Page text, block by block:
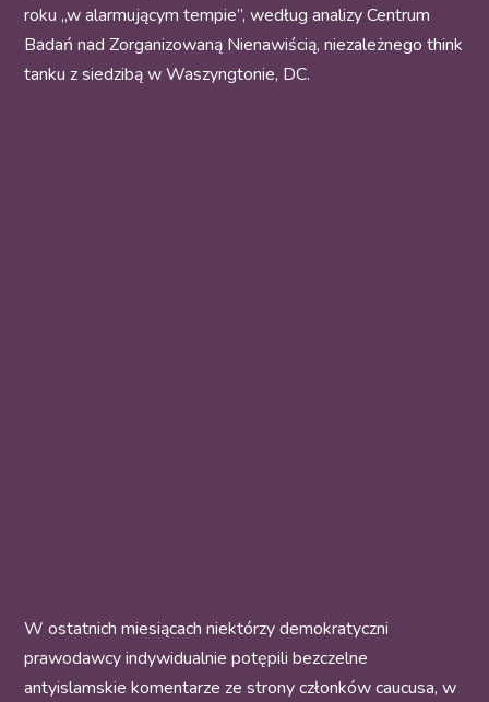
roku „w alarmującym tempie”, według analizy Centrum
Badań nad Zorganizowaną Nienawiścią, niezależnego think
tanku z siedzibą w Waszyngtonie, DC.
W ostatnich miesiącach niektórzy demokratyczni
prawodawcy indywidualnie potępili bezczelne
antyislamskie komentarze ze strony członków caucusa, w